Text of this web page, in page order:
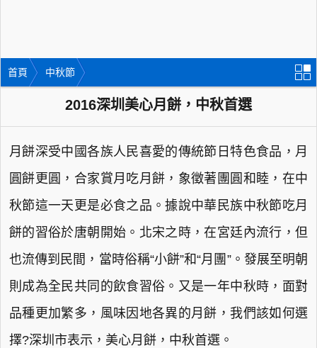
首頁 中秋節
2016深圳美心月餅，中秋首選
月餅深受中國各族人民喜愛的傳統節日特色食品，月
圓餅更圓，合家賞月吃月餅，象徵著團圓和睦，在中
秋節這一天更是必食之品。據說中華民族中秋節吃月
餅的習俗於唐朝開始。北宋之時，在宮廷內流行，但
也流傳到民間，當時俗稱“小餅”和“月團”。發展至明朝
則成為全民共同的飲食習俗。又是一年中秋時，面對
品種更加繁多，風味因地各異的月餅，我們該如何選
擇?深圳市表示，美心月餅，中秋首選。